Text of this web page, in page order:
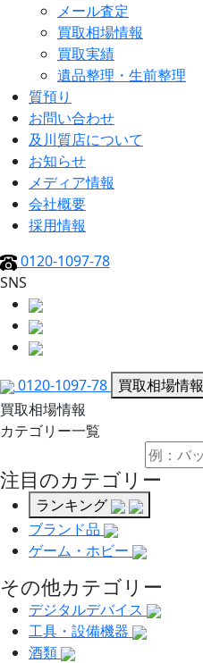
メール査定
買取相場情報
買取実績
遺品整理・生前整理
質預り
お問い合わせ
及川質店について
お知らせ
メディア情報
会社概要
採用情報
0120-1097-78
SNS
0120-1097-78 買取相場情報
買取相場情報
カテゴリー一覧
注目のカテゴリー
ランキング
ブランド品
ゲーム・ホビー
その他カテゴリー
デジタルデバイス
工具・設備機器
酒類